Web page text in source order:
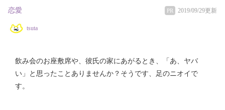
恋愛 PR 2019/09/29更新
tsuta
飲み会のお座敷席や、彼氏の家にあがるとき、「あ、ヤバ
い」と思ったことありませんか？そうです、足のニオイで
す。